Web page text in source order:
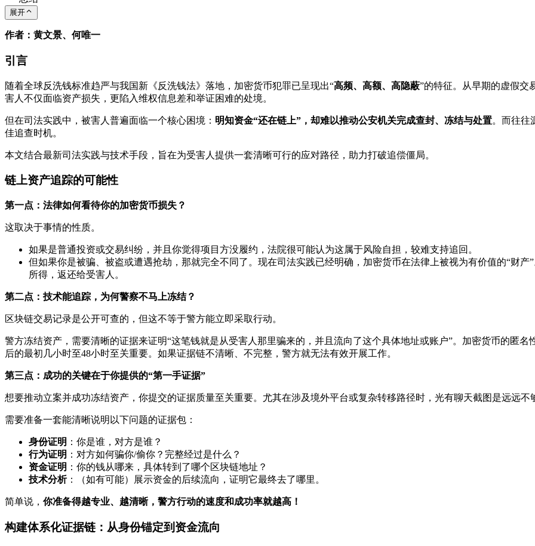
展开
作者：黄文景、何唯一
引言
随着全球反洗钱标准趋严与我国新《反洗钱法》落地，加密货币犯罪已呈现出“高频、高额、高隐蔽”的特征。从早期的虚假交
害人不仅面临资产损失，更陷入维权信息差和举证困难的处境。
但在司法实践中，被害人普遍面临一个核心困境： 明知资金“还在链上”，却难以推动公安机关完成查封、冻结与处置。而往往
佳追查时机。
本文结合最新司法实践与技术手段，旨在为受害人提供一套清晰可行的应对路径，助力打破追偿僵局。
链上资产追踪的可能性
第一点：法律如何看待你的加密货币损失？
这取决于事情的性质。
如果是普通投资或交易纠纷，并且你觉得项目方没履约，法院很可能认为这属于风险自担，较难支持追回。
但如果你是被骗、被盗或遭遇抢劫，那就完全不同了。现在司法实践已经明确，加密货币在法律上被视为有价值的“财
所得，返还给受害人。
第二点：技术能追踪，为何警察不马上冻结？
区块链交易记录是公开可查的，但这不等于警方能立即采取行动。
警方冻结资产，需要清晰的证据来证明“这笔钱就是从受害人那里骗来的，并且流向了这个具体地址或账户”。加密货币的匿
后的最初几小时至48小时至关重要。如果证据链不清晰、不完整，警方就无法有效开展工作。
第三点：成功的关键在于你提供的“第一手证据”
想要推动立案并成功冻结资产，你提交的证据质量至关重要。尤其在涉及境外平台或复杂转移路径时，光有聊天截图是远远不
需要准备一套能清晰说明以下问题的证据包：
身份证明 ：你是谁，对方是谁？
行为证明 ：对方如何骗你/偷你？完整经过是什么？
资金证明 ：你的钱从哪来，具体转到了哪个区块链地址？
技术分析：（如有可能）展示资金的后续流向，证明它最终去了哪里。
简单说， 你准备得越专业、越清晰，警方行动的速度和成功率就越高！
构建体系化证据链：从身份锚定到资金流向